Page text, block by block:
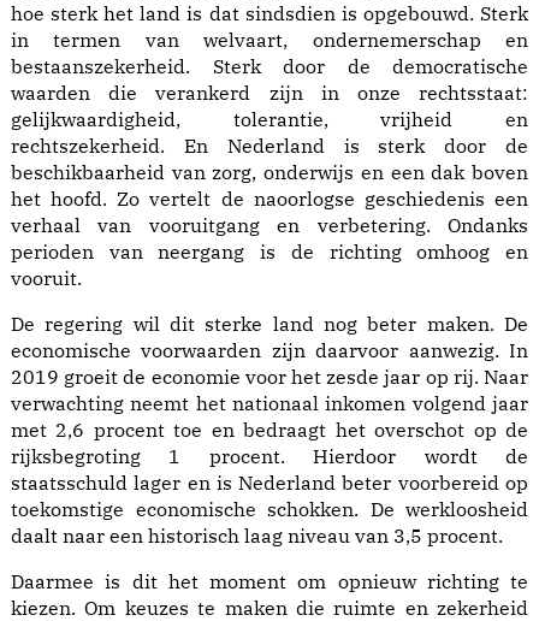
hoe sterk het land is dat sindsdien is opgebouwd. Sterk
in termen van welvaart, ondernemerschap en
bestaanszekerheid. Sterk door de democratische
waarden die verankerd zijn in onze rechtsstaat:
gelijkwaardigheid, tolerantie, vrijheid en
rechtszekerheid. En Nederland is sterk door de
beschikbaarheid van zorg, onderwijs en een dak boven
het hoofd. Zo vertelt de naoorlogse geschiedenis een
verhaal van vooruitgang en verbetering. Ondanks
perioden van neergang is de richting omhoog en
vooruit.
De regering wil dit sterke land nog beter maken. De
economische voorwaarden zijn daarvoor aanwezig. In
2019 groeit de economie voor het zesde jaar op rij. Naar
verwachting neemt het nationaal inkomen volgend jaar
met 2,6 procent toe en bedraagt het overschot op de
rijksbegroting 1 procent. Hierdoor wordt de
staatsschuld lager en is Nederland beter voorbereid op
toekomstige economische schokken. De werkloosheid
daalt naar een historisch laag niveau van 3,5 procent.
Daarmee is dit het moment om opnieuw richting te
kiezen. Om keuzes te maken die ruimte en zekerheid